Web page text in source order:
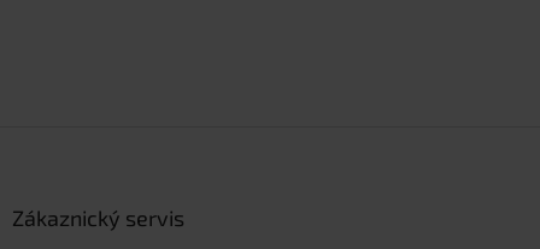
Zákaznický servis